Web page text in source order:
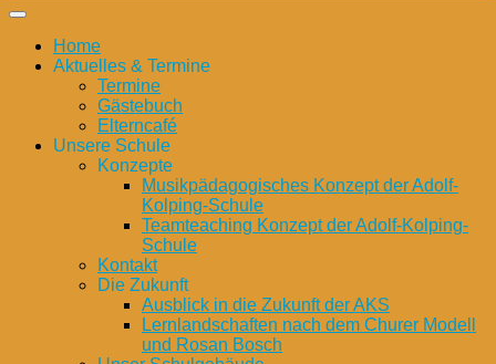
Home
Aktuelles & Termine
Termine
Gästebuch
Elterncafé
Unsere Schule
Konzepte
Musikpädagogisches Konzept der Adolf-
Kolping-Schule
Teamteaching Konzept der Adolf-Kolping-
Schule
Kontakt
Die Zukunft
Ausblick in die Zukunft der AKS
Lernlandschaften nach dem Churer Modell
und Rosan Bosch